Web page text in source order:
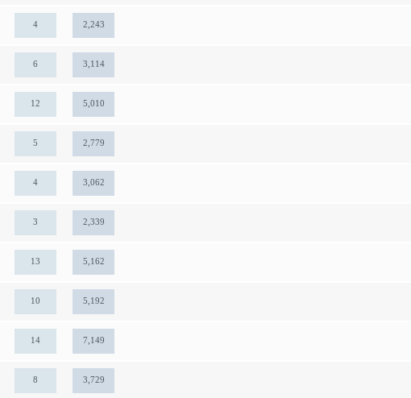
4 2,243
6 3,114
12 5,010
5 2,779
4 3,062
3 2,339
13 5,162
10 5,192
14 7,149
8 3,729